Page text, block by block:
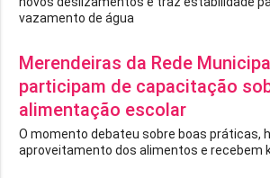
vazamento de água
Merendeiras da Rede
participam de capacitação
alimentação escolar
O momento debateu sobre boas práticas,
aproveitamento dos alimentos e recebem